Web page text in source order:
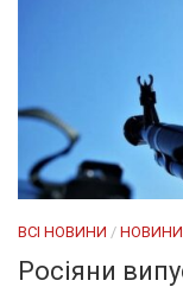
ВСІ НОВИНИ / НОВИНИ
Росіяни